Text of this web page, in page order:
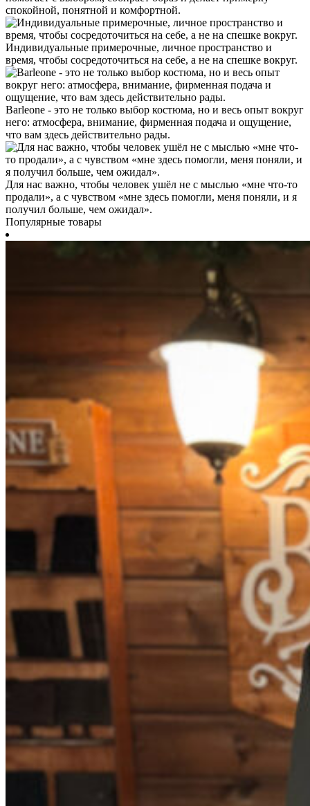
спокойной, понятной и комфортной.
Индивидуальные примерочные, личное пространство и
время, чтобы сосредоточиться на себе, а не на спешке вокруг.
Barleone - это не только выбор костюма, но и весь опыт вокруг
него: атмосфера, внимание, фирменная подача и ощущение,
что вам здесь действительно рады.
Для нас важно, чтобы человек ушёл не с мыслью «мне что-то
продали», а с чувством «мне здесь помогли, меня поняли, и я
получил больше, чем ожидал».
Популярные товары